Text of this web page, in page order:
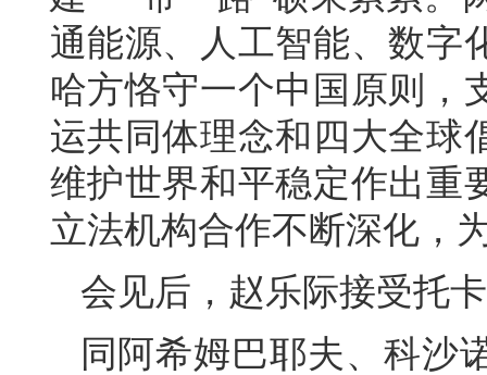
通能源、人工智能、数字
哈方恪守一个中国原则，
运共同体理念和四大全球
维护世界和平稳定作出重
立法机构合作不断深化，
会见后，赵乐际接受托
同阿希姆巴耶夫、科沙